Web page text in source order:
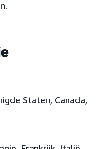
Staten, Canada,